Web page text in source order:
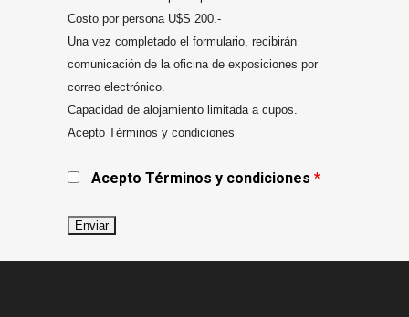
Costo por persona U$S 200.-
Una vez completado el formulario, recibirán
comunicación de la oficina de exposiciones por
correo electrónico.
Capacidad de alojamiento limitada a cupos.
Acepto Términos y condiciones
Acepto Términos y condiciones *